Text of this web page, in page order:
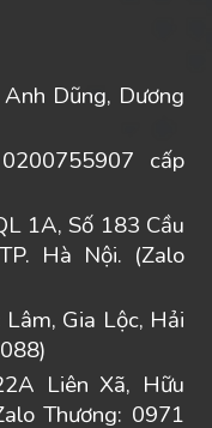
Dũng, Dương
cấp
1A, Số 183 Cầu
Hà Nội. (Zalo
Gia Lộc, Hải
Liên Xã, Hữu
Thương: 0971